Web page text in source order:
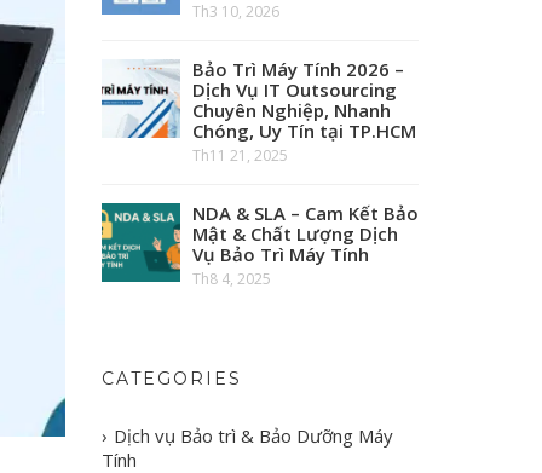
Th3 10, 2026
Bảo Trì Máy Tính 2026 –
Dịch Vụ IT Outsourcing
Chuyên Nghiệp, Nhanh
Chóng, Uy Tín tại TP.HCM
Th11 21, 2025
NDA & SLA – Cam Kết Bảo
Mật & Chất Lượng Dịch
Vụ Bảo Trì Máy Tính
Th8 4, 2025
CATEGORIES
Dịch vụ Bảo trì & Bảo Dưỡng Máy
Tính